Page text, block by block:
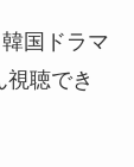
国ドラマ
聴でき